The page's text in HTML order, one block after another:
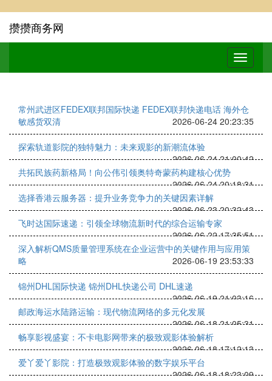
攒攒商务网
常州武进区FEDEX联邦国际快递 FEDEX联邦快递电话 海外仓
敏感货双清
2026-06-24 20:23:35
探索轨道影院的独特魅力：未来观影的新潮流体验
2026-06-24 21:00:42
共拓民族药新格局！向公伟引领奥特奇蒙药构建核心优势
2026-06-24 20:18:31
选择香港云服务器：提升业务竞争力的关键因素详解
2026-06-23 20:32:43
飞时达国际速递：引领全球物流新时代的综合运输专家
2026-06-22 17:35:51
深入解析QMS质量管理系统在企业运营中的关键作用与应用策
略
2026-06-19 23:53:33
锦州DHL国际快递 锦州DHL快递公司 DHL速递
2026-06-19 21:03:16
邮政海运水陆路运输：现代物流网络的多元化发展
2026-06-18 21:05:31
畅享影视盛宴：不卡电影网带来的极致观影体验解析
2026-06-18 17:12:13
爱丫爱丫影院：打造极致观影体验的数字娱乐平台
2026-06-18 18:23:09